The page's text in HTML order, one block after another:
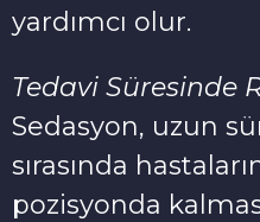
yardımcı olur.
Tedavi Süresinde
Sedasyon, uzun
sırasında
pozisyonda